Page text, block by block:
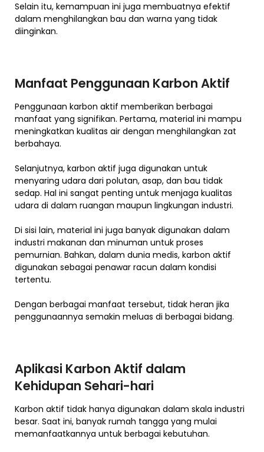
Selain itu, kemampuan ini juga membuatnya efektif
dalam menghilangkan bau dan warna yang tidak
diinginkan.
Manfaat Penggunaan Karbon Aktif
Penggunaan karbon aktif memberikan berbagai
manfaat yang signifikan. Pertama, material ini mampu
meningkatkan kualitas air dengan menghilangkan zat
berbahaya.
Selanjutnya, karbon aktif juga digunakan untuk
menyaring udara dari polutan, asap, dan bau tidak
sedap. Hal ini sangat penting untuk menjaga kualitas
udara di dalam ruangan maupun lingkungan industri.
Di sisi lain, material ini juga banyak digunakan dalam
industri makanan dan minuman untuk proses
pemurnian. Bahkan, dalam dunia medis, karbon aktif
digunakan sebagai penawar racun dalam kondisi
tertentu.
Dengan berbagai manfaat tersebut, tidak heran jika
penggunaannya semakin meluas di berbagai bidang.
Aplikasi Karbon Aktif dalam
Kehidupan Sehari-hari
Karbon aktif tidak hanya digunakan dalam skala industri
besar. Saat ini, banyak rumah tangga yang mulai
memanfaatkannya untuk berbagai kebutuhan.